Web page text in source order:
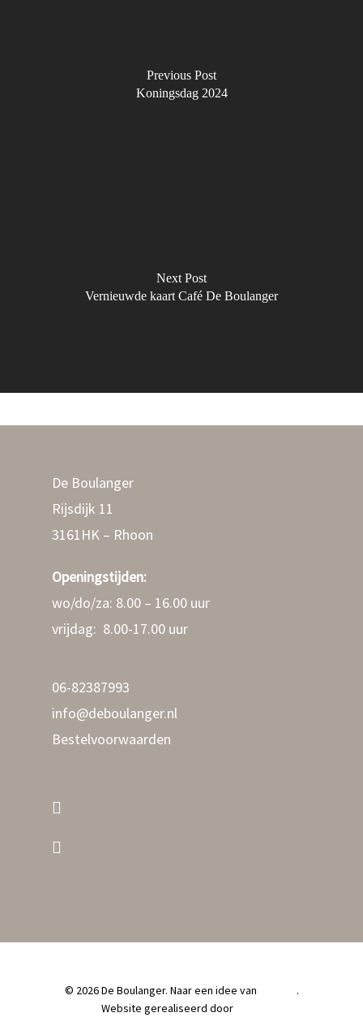
Previous Post
Koningsdag 2024
Next Post
Vernieuwde kaart Café De Boulanger
De Boulanger
Rijsdijk 11
3161HK – Rhoon
Openingstijden:
wo/do/za: 8.00 – 16.00 uur
vrijdag: 8.00-17.00 uur
06-82387993
info@deboulanger.nl
Bestelvoorwaarden
© 2026 De Boulanger. Naar een idee van
.
Website gerealiseerd door